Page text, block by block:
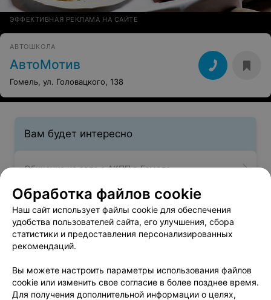
ЭФФЕКТИВНАЯ РЕКЛАМА НА САЙТЕ
АВТОШКОЛА
АвтоМотив
Гомель, ул. Головацкого, 138
Вам будет интересно
Обучение на авто с АКПП в Гомеле
Курсы 1С: Бухгалтерия в Гомеле
Курсы фитнес-инструкторов в Гомеле
Обработка файлов cookie
Наш сайт использует файлы cookie для обеспечения
удобства пользователей сайта, его улучшения, сбора
статистики и предоставления персонализированных
рекомендаций.
Вы можете настроить параметры использования файлов
cookie или изменить свое согласие в более позднее время.
Для получения дополнительной информации о целях,